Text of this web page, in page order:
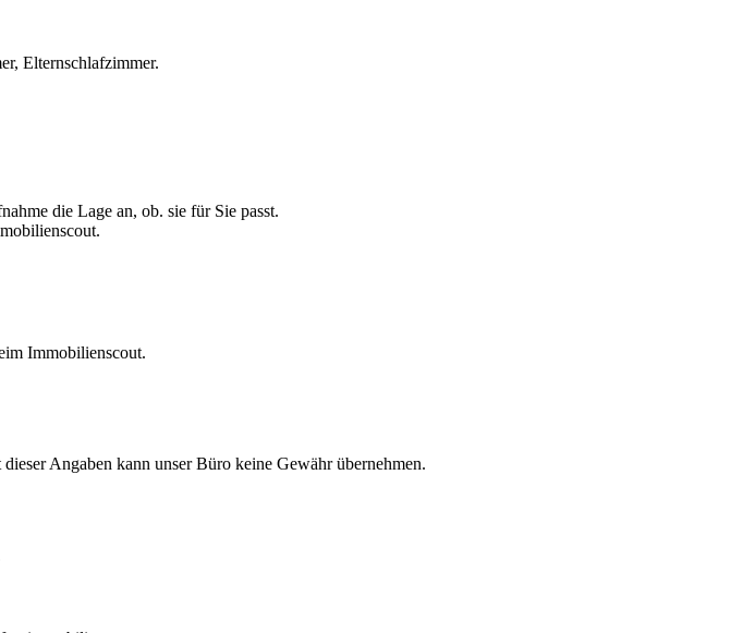
Elternschlafzimmer.
die Lage an, ob. sie für Sie passt.
Immobilienscout.
Angaben kann unser Büro keine Gewähr übernehmen.